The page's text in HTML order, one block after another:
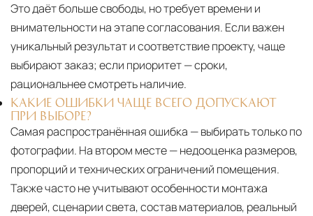
Это даёт больше свободы, но требует времени и
внимательности на этапе согласования. Если важен
уникальный результат и соответствие проекту, чаще
выбирают заказ; если приоритет — сроки,
рациональнее смотреть наличие.
КАКИЕ ОШИБКИ ЧАЩЕ ВСЕГО ДОПУСКАЮТ
ПРИ ВЫБОРЕ?
Самая распространённая ошибка — выбирать только по
фотографии. На втором месте — недооценка размеров,
пропорций и технических ограничений помещения.
Также часто не учитывают особенности монтажа
дверей, сценарии света, состав материалов, реальный